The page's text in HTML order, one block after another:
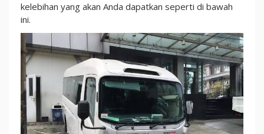
kelebihan yang akan Anda dapatkan seperti di bawah
ini.